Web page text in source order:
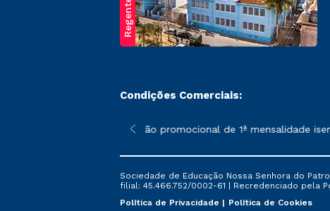
Condições Comerciais:
sofrer alterações nos períodos de rematrícula conforme
*A condição promocional de 1ª mensalidade
Sociedade de Educação Nossa Senhora do
filial: 45.466.752/0002-61 | Recredenciado pela
Política de Privacidade
Política de Cookies